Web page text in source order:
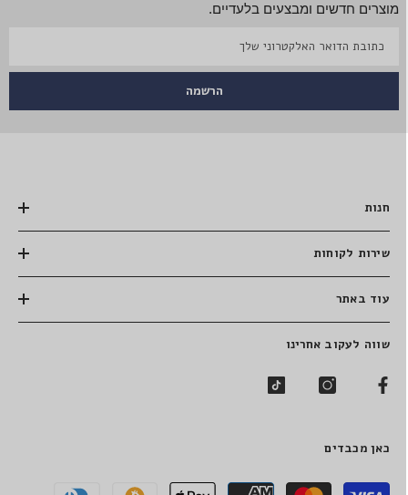
מוצרים חדשים ומבצעים בלעדיים.
הרשמה
חנות
שירות לקוחות
עוד באתר
שווה לעקוב אחרינו
כאן מכבדים
שיטות